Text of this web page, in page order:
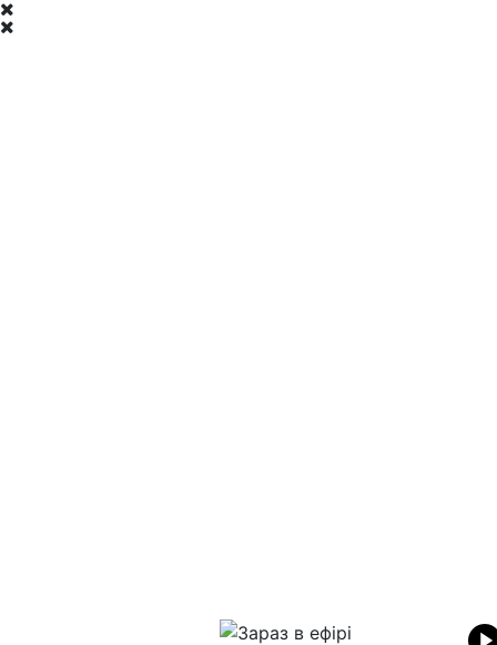
Зараз в ефірі